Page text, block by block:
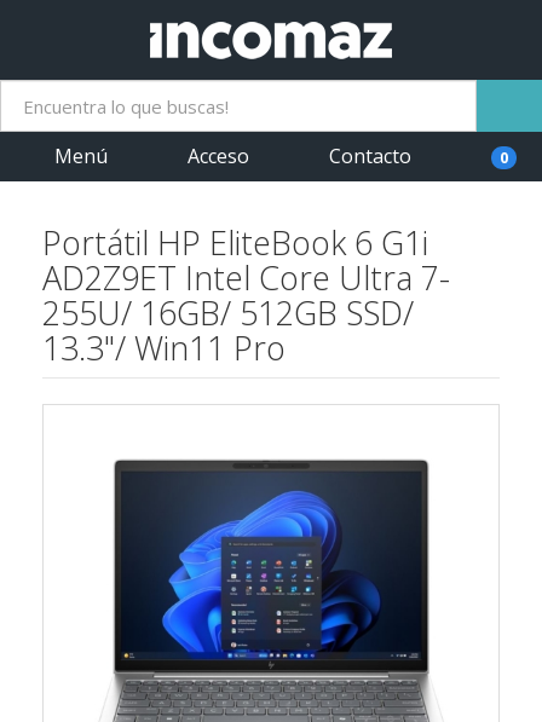
Menú Acceso Contacto 0
Portátil HP EliteBook 6 G1i
AD2Z9ET Intel Core Ultra 7-
255U/ 16GB/ 512GB SSD/
13.3"/ Win11 Pro